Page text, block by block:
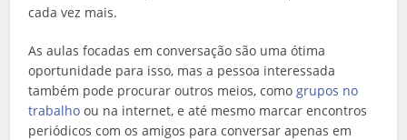
cada vez mais.
As aulas focadas em conversação são uma ótima
oportunidade para isso, mas a pessoa interessada
também pode procurar outros meios, como grupos no
trabalho ou na internet, e até mesmo marcar encontros
periódicos com os amigos para conversar apenas em